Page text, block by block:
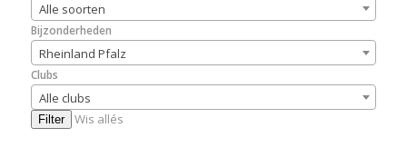
Alle soorten
Bijzonderheden
Rheinland Pfalz
Clubs
Alle clubs
Filter Wis allés